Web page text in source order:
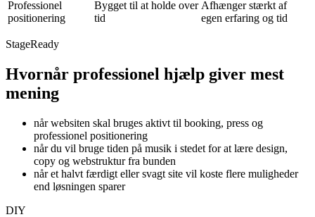
Professionel
positionering
Bygget til at holde over
tid
Afhænger stærkt af
egen erfaring og tid
StageReady
Hvornår professionel hjælp giver mest
mening
når websiten skal bruges aktivt til booking, press og
professionel positionering
når du vil bruge tiden på musik i stedet for at lære design,
copy og webstruktur fra bunden
når et halvt færdigt eller svagt site vil koste flere muligheder
end løsningen sparer
DIY